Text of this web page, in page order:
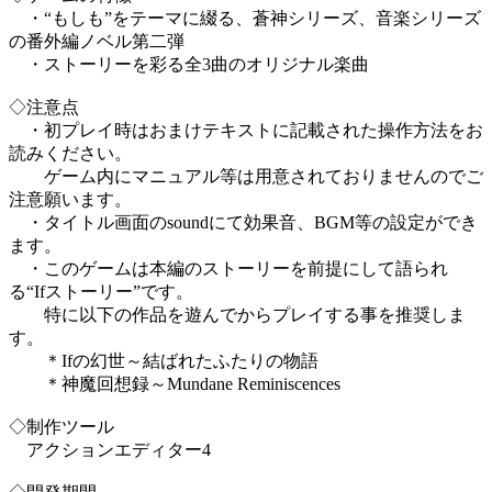
・“もしも”をテーマに綴る、蒼神シリーズ、音楽シリーズ
の番外編ノベル第二弾
・ストーリーを彩る全3曲のオリジナル楽曲
◇注意点
・初プレイ時はおまけテキストに記載された操作方法をお
読みください。
ゲーム内にマニュアル等は用意されておりませんのでご
注意願います。
・タイトル画面のsoundにて効果音、BGM等の設定ができ
ます。
・このゲームは本編のストーリーを前提にして語られ
る“Ifストーリー”です。
特に以下の作品を遊んでからプレイする事を推奨しま
す。
＊Ifの幻世～結ばれたふたりの物語
＊神魔回想録～Mundane Reminiscences
◇制作ツール
アクションエディター4